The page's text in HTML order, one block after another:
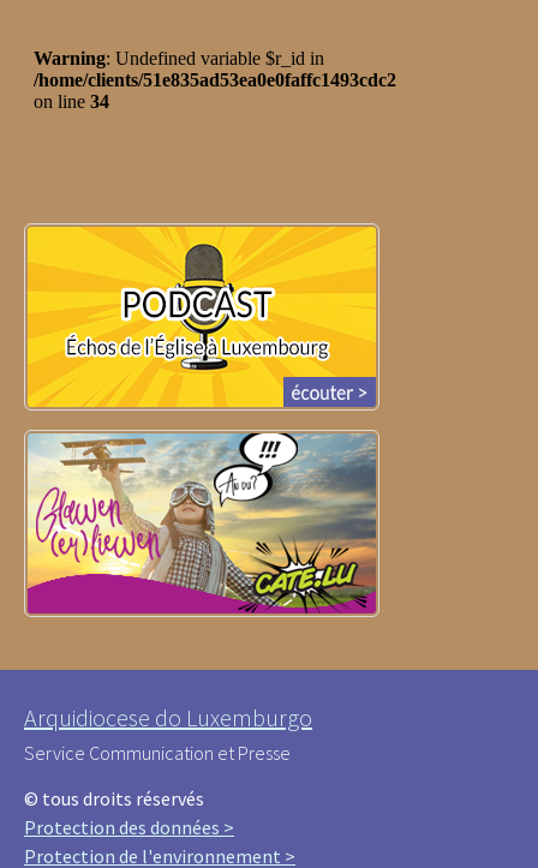
Arquidiocese do Luxemburgo
Service Communication et Presse
© tous droits réservés
Protection des données >
Protection de l'environnement >